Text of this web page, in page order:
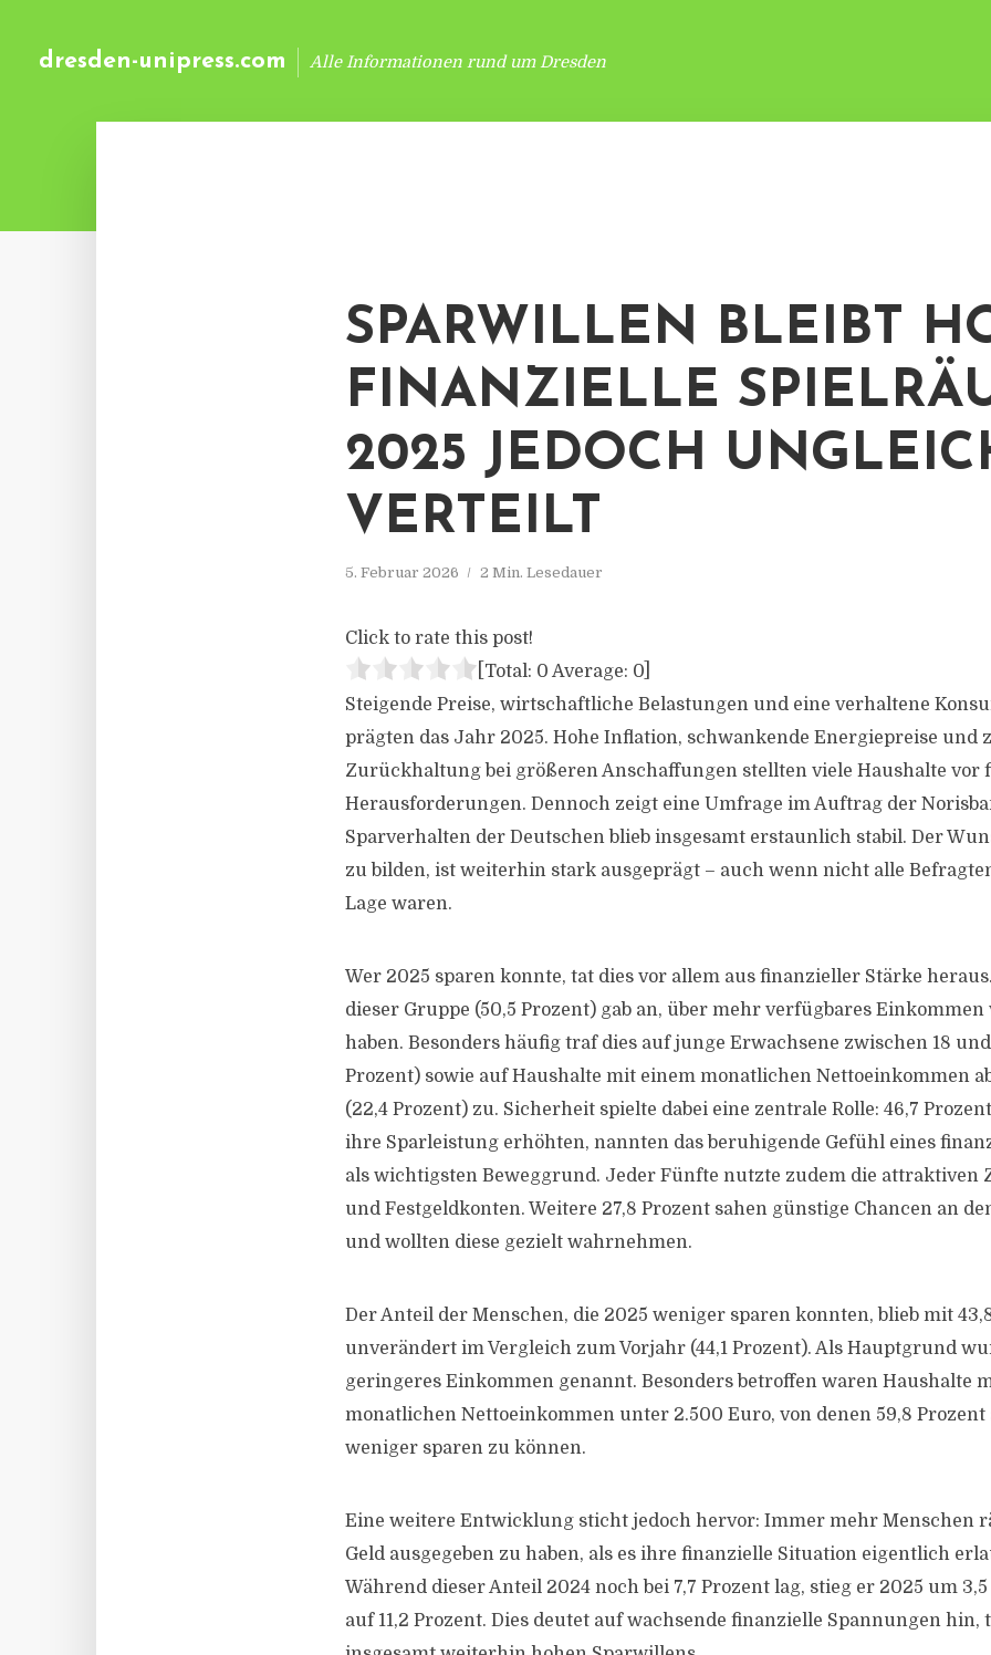
dresden-unipress.com Alle Informationen rund um Dresden
SPARWILLEN BLEIBT
FINANZIELLE
2025 JEDOCH
VERTEILT
5. Februar 2026 2 Min. Lesedauer
Click to rate this post!
[Total: 0 Average: 0
Steigende Preise, wirtschaftliche Belastungen und eine verhaltene
prägten das Jahr 2025. Hohe Inflation, schwankende Energiepreise und
Zurückhaltung bei größeren Anschaffungen stellten viele Haushalte vor
Herausforderungen. Dennoch zeigt eine Umfrage im Auftrag der
Sparverhalten der Deutschen blieb insgesamt erstaunlich stabil. Der
zu bilden, ist weiterhin stark ausgeprägt – auch wenn nicht alle
Lage waren.
Wer 2025 sparen konnte, tat dies vor allem aus finanzieller Stärke
dieser Gruppe (50,5 Prozent) gab an, über mehr verfügbares
haben. Besonders häufig traf dies auf junge Erwachsene zwischen 18
Prozent) sowie auf Haushalte mit einem monatlichen Nettoeinkommen
(22,4 Prozent) zu. Sicherheit spielte dabei eine zentrale Rolle: 46,7
ihre Sparleistung erhöhten, nannten das beruhigende Gefühl eines
als wichtigsten Beweggrund. Jeder Fünfte nutzte zudem die attraktiven
und Festgeldkonten. Weitere 27,8 Prozent sahen günstige Chancen an
und wollten diese gezielt wahrnehmen.
Der Anteil der Menschen, die 2025 weniger sparen konnten, blieb mit
unverändert im Vergleich zum Vorjahr (44,1 Prozent). Als Hauptgrund
geringeres Einkommen genannt. Besonders betroffen waren Haushalte
monatlichen Nettoeinkommen unter 2.500 Euro, von denen 59,8 Prozent
weniger sparen zu können.
Eine weitere Entwicklung sticht jedoch hervor: Immer mehr Menschen
Geld ausgegeben zu haben, als es ihre finanzielle Situation eigentlich
Während dieser Anteil 2024 noch bei 7,7 Prozent lag, stieg er 2025 um
auf 11,2 Prozent. Dies deutet auf wachsende finanzielle Spannungen hin,